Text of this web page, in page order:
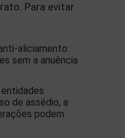
Para evitar
aliciamento:
sem a anuência
de assédio, a
podem